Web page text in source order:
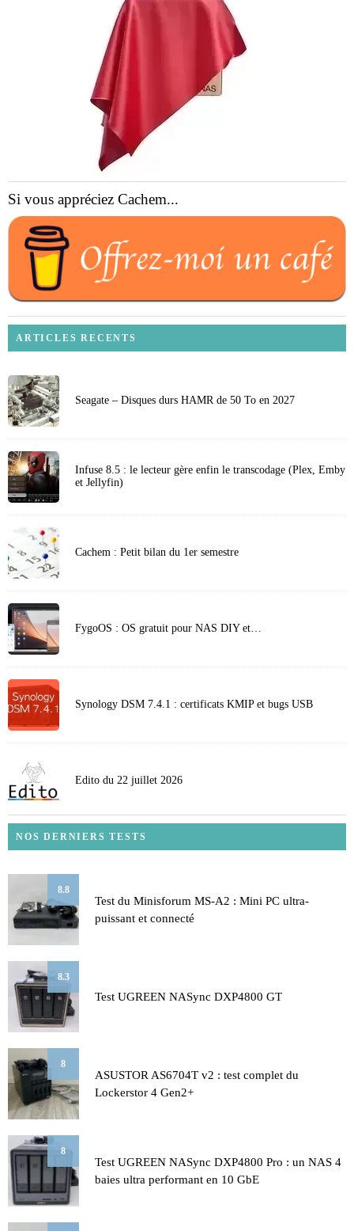
Si vous appréciez Cachem...
ARTICLES RECENTS
Seagate – Disques durs HAMR de 50 To en 2027
Infuse 8.5 : le lecteur gère enfin le transcodage (Plex, Emby
et Jellyfin)
Cachem : Petit bilan du 1er semestre
FygoOS : OS gratuit pour NAS DIY et…
Synology DSM 7.4.1 : certificats KMIP et bugs USB
Edito du 22 juillet 2026
NOS DERNIERS TESTS
8.8
Test du Minisforum MS-A2 : Mini PC ultra-
puissant et connecté
8.3
Test UGREEN NASync DXP4800 GT
8
ASUSTOR AS6704T v2 : test complet du
Lockerstor 4 Gen2+
8
Test UGREEN NASync DXP4800 Pro : un NAS 4
baies ultra performant en 10 GbE